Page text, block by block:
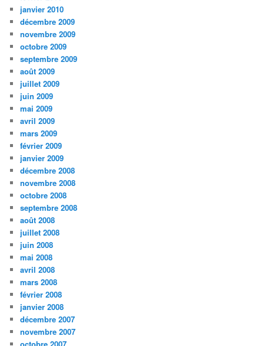
janvier 2010
décembre 2009
novembre 2009
octobre 2009
septembre 2009
août 2009
juillet 2009
juin 2009
mai 2009
avril 2009
mars 2009
février 2009
janvier 2009
décembre 2008
novembre 2008
octobre 2008
septembre 2008
août 2008
juillet 2008
juin 2008
mai 2008
avril 2008
mars 2008
février 2008
janvier 2008
décembre 2007
novembre 2007